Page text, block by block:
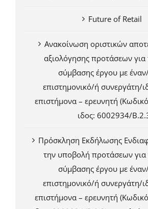
Future of Retail
Ανακοίνωση οριστικών
αξιολόγησης προτάσεων
σύμβασης έργου με
επιστημονικό/ή συνεργάτη/
επιστήμονα – ερευνητή
ιδος: 6002934/
Πρόσκληση Εκδήλωσης
την υποβολή προτάσεων
σύμβασης έργου με
επιστημονικό/ή συνεργάτη/
επιστήμονα – ερευνητή